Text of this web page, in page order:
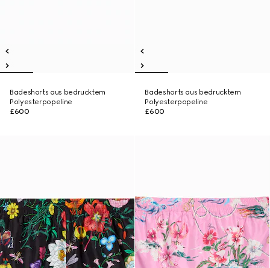
Badeshorts aus bedrucktem
Polyesterpopeline
£600
Badeshorts aus bedrucktem
Polyesterpopeline
£600